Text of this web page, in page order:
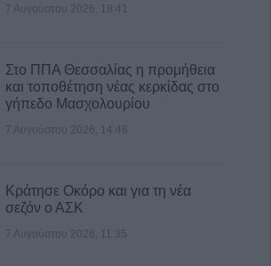
Αντωνίου
7 Αυγούστου 2026, 18:41
Στο ΠΠΑ Θεσσαλίας η προμήθεια
και τοποθέτηση νέας κερκίδας στο
γήπεδο Μασχολουρίου
7 Αυγούστου 2026, 14:46
Κράτησε Οκόρο και για τη νέα
σεζόν ο ΑΣΚ
7 Αυγούστου 2026, 11:35